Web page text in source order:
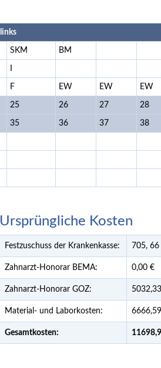
links
SKM BM
F EW EW EW
25 26 27 28
35 36 37 38
Ursprüngliche Kosten
Festzuschuss der Krankenkasse: 705, 66
Zahnarzt-Honorar BEMA: 0,00 €
Zahnarzt-Honorar GOZ:
Material- und Laborkosten:
Gesamtkosten: 11698,